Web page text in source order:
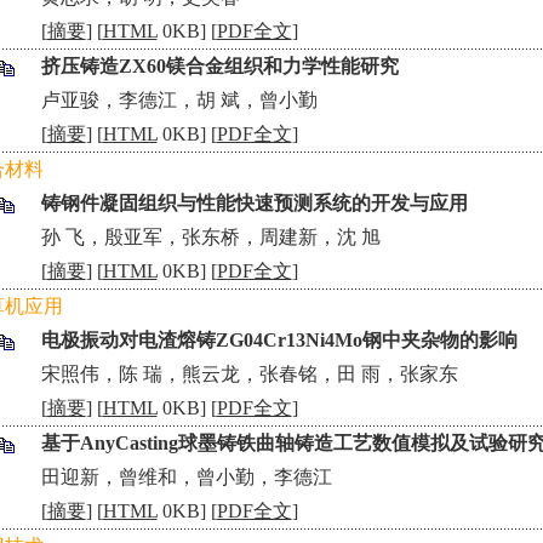
[摘要] [HTML0KB] [PDF全文]
挤压铸造ZX60镁合金组织和力学性能研究
卢亚骏，李德江，胡 斌，曾小勤
[摘要] [HTML0KB] [PDF全文]
材料
铸钢件凝固组织与性能快速预测系统的开发与应用
孙 飞，殷亚军，张东桥，周建新，沈 旭
[摘要] [HTML0KB] [PDF全文]
应用
电极振动对电渣熔铸ZG04Cr13Ni4Mo钢中夹杂物的影响
宋照伟，陈 瑞，熊云龙，张春铭，田 雨，张家东
[摘要] [HTML0KB] [PDF全文]
基于AnyCasting球墨铸铁曲轴铸造工艺数值模拟及试验研
田迎新，曾维和，曾小勤，李德江
[摘要] [HTML0KB] [PDF全文]